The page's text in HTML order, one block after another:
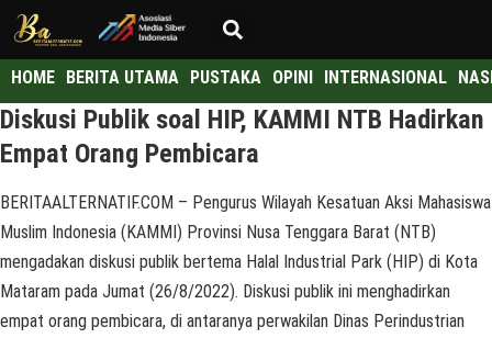
HOME BERITA UTAMA PUSTAKA OPINI INTERNASIONAL
Diskusi Publik soal HIP, KAMMI NTB Hadirkan
Empat Orang Pembicara
BERITAALTERNATIF.COM – Pengurus Wilayah Kesatuan Aksi Mahasiswa
Muslim Indonesia (KAMMI) Provinsi Nusa Tenggara Barat (NTB)
mengadakan diskusi publik bertema Halal Industrial Park (HIP) di Kota
Mataram pada Jumat (26/8/2022). Diskusi publik ini menghadirkan
empat orang pembicara, di antaranya perwakilan Dinas Perindustrian